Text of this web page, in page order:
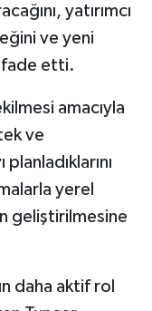
yatırımcı
ve yeni
ifade etti.
amacıyla
ve
yerel
geliştirilmesine
daha aktif rol